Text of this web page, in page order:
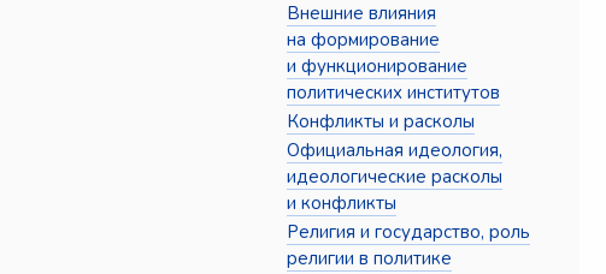
Внешние влияния
на формирование
и функционирование
политических институтов
Конфликты и расколы
Официальная идеология,
идеологические расколы
и конфликты
Религия и государство, роль
религии в политике